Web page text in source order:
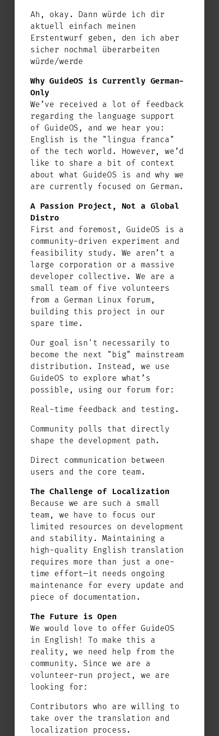
Da wir erst seit ein paar Wochen an
diesem Bereich arbeiten, steht hier
natürlich noch nicht alles zur
Verfügung. Aber Woche für Woche wird
auch dieser Bereich wachsen und wir
freuen uns über Anregungen aus der
Community zu der Dokumentation.
Neben der stabilen Debian Basis steht
GuideOS für die Applikationen, die
wir selbst erstellen und mit den
Ideen der Community abstimmen. Dazu
zählt der NVIDIA Installer genauso
wie der Conky Configurator. Aber wie
die Dokumentation, werden auch die
GuideOS eigenen Applikationen Schritt
für Schritt wachsen.
Mitmachen ist uns wichtig!
Wenn Du selbst ein Teil des Community
Projektes sein möchtest, dann führt
der Weg über das
Linux Guides Forum
Dort kannst Du dich mit anderen Usern
austauschen und wenn Du möchtest
teilnehmen.
die Weiterentwicklung von GuideOS
geht. Neben der Dokumentation, den
Wallpapers, den Paketen, der Homepage
und dem
Youtube Kanal
gibt es immer
wieder neue Sachen die dazu kommen.
Und wir freuen uns über jede
Unterstützung im Team
. Das muss
natürlich auch menschlich passen,
aber wir sind ein bunter und offener
„Haufen“.
Kleiner Ausblick in die nahe Zukunft
Nach der Version 1.0, die Heiligabend
unter dem Weihnachtsbaum lag, wird
Tag für Tag an den Bugs und einer
neuen Version gearbeitet. Und aktuell
sieht es sehr gut aus, dass wir die
„groben“ Fehler alle vom Tisch haben.
Unser zentrales Einstellungs- und
ein Facelift von Timo verpasst und
wird dann in Kürze in der Version
GuideOS 1.1 in neuem Glanz
Ah, okay. Dann würde ich dir
aktuell einfach meinen
Erstentwurf geben, den ich aber
sicher nochmal überarbeiten
würde/werde
Why GuideOS is Currently German-
Only
We’ve received a lot of feedback
regarding the language support
of GuideOS, and we hear you:
English is the "lingua franca"
of the tech world. However, we’d
like to share a bit of context
about what GuideOS is and why we
are currently focused on German.
A Passion Project, Not a Global
Distro
First and foremost, GuideOS is a
community-driven experiment and
feasibility study. We aren’t a
large corporation or a massive
developer collective. We are a
small team of five volunteers
from a German Linux forum,
building this project in our
spare time.
Our goal isn't necessarily to
become the next "big" mainstream
distribution. Instead, we use
GuideOS to explore what’s
possible, using our forum for:
Real-time feedback and testing.
Community polls that directly
shape the development path.
Direct communication between
users and the core team.
The Challenge of Localization
Because we are such a small
team, we have to focus our
limited resources on development
and stability. Maintaining a
high-quality English translation
requires more than just a one-
time effort—it needs ongoing
maintenance for every update and
piece of documentation.
The Future is Open
We would love to offer GuideOS
in English! To make this a
reality, we need help from the
community. Since we are a
volunteer-run project, we are
looking for:
Contributors who are willing to
take over the translation and
localization process.